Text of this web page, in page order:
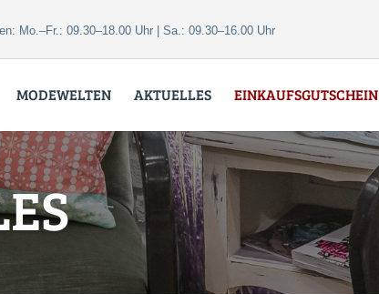
Mo.–Fr.: 09.30–18.00 Uhr | Sa.: 09.30–16.00 Uhr
MODEWELTEN AKTUELLES EINKAUFSGUTSCHEIN